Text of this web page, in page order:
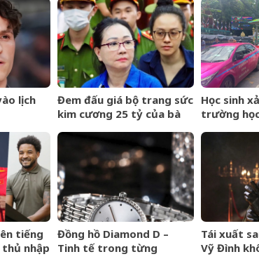
Day&amp;apos; lên tiếng
về tin đồn liên quan đến
Thành Long
vàng, mỏi
lịch
Đem đấu giá bộ trang sức
kim cương 25 tỷ của bà
hóa đơn nhưng món đắt
nhất giá 9,4 tỷ
Học sinh
trường
tiếng
thủ nhập
Đồng hồ Diamond D –
Tinh tế trong từng
Tái xuất
Vỹ Đình